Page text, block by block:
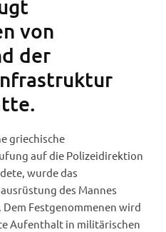
von
der
griechische
auf die Polizeidirektion
wurde das
des Mannes
Festgenommenen wird
Aufenthalt in militärischen